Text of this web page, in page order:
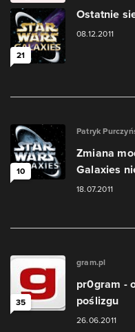
21
Ostatnie
08.12.2011
10
Patryk
Zmiana
Galaxies
18.07.2011
35
gram.pl
pr0gram -
poślizgu
26.06.2011